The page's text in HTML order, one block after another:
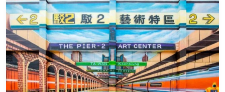
閱讀全文 →